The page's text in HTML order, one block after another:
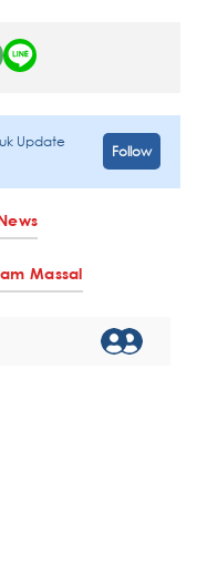
Update
Follow
Massal